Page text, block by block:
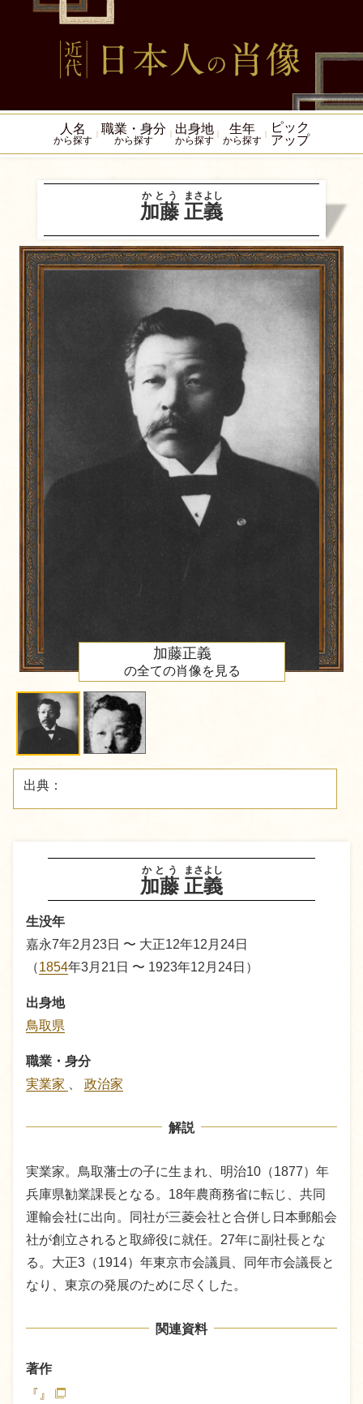
人名
から探す
職業・身分
から探す
出身地
から探す
生年
から探す
ピック
アップ
加藤
かとう
正義
まさよし
生没年
嘉永7年2月23日 〜 大正12年12月24日
（1854年3月21日 〜 1923年12月24日）
出身地
鳥取県
職業・身分
実業家
政治家
解説
実業家。鳥取藩士の子に生まれ、明治10（1877）年
兵庫県勧業課長となる。18年農商務省に転じ、共同
運輸会社に出向。同社が三菱会社と合併し日本郵船会
社が創立されると取締役に就任。27年に副社長とな
る。大正3（1914）年東京市会議員、同年市会議長と
なり、東京の発展のために尽くした。
関連資料
著作
『』
加藤
かとう
正義
まさよし
加藤正義
の全ての肖像を見る
出典：